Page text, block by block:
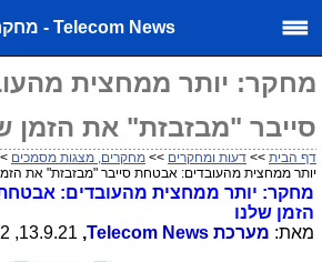
Telecom News - מחקר: יותר מ...
מחקר: יותר ממחצית
סייבר "מבזבזת" את הזמן
דף הבית >> דעות ומחקרים >> מחקרים, מצגות מסמכים
יותר ממחצית מהעובדים: אבטחת סייבר "מבזבזת" את
מחקר: יותר ממחצית מהעובדים:
הזמן שלנו
מאת: מערכת Telecom News
,